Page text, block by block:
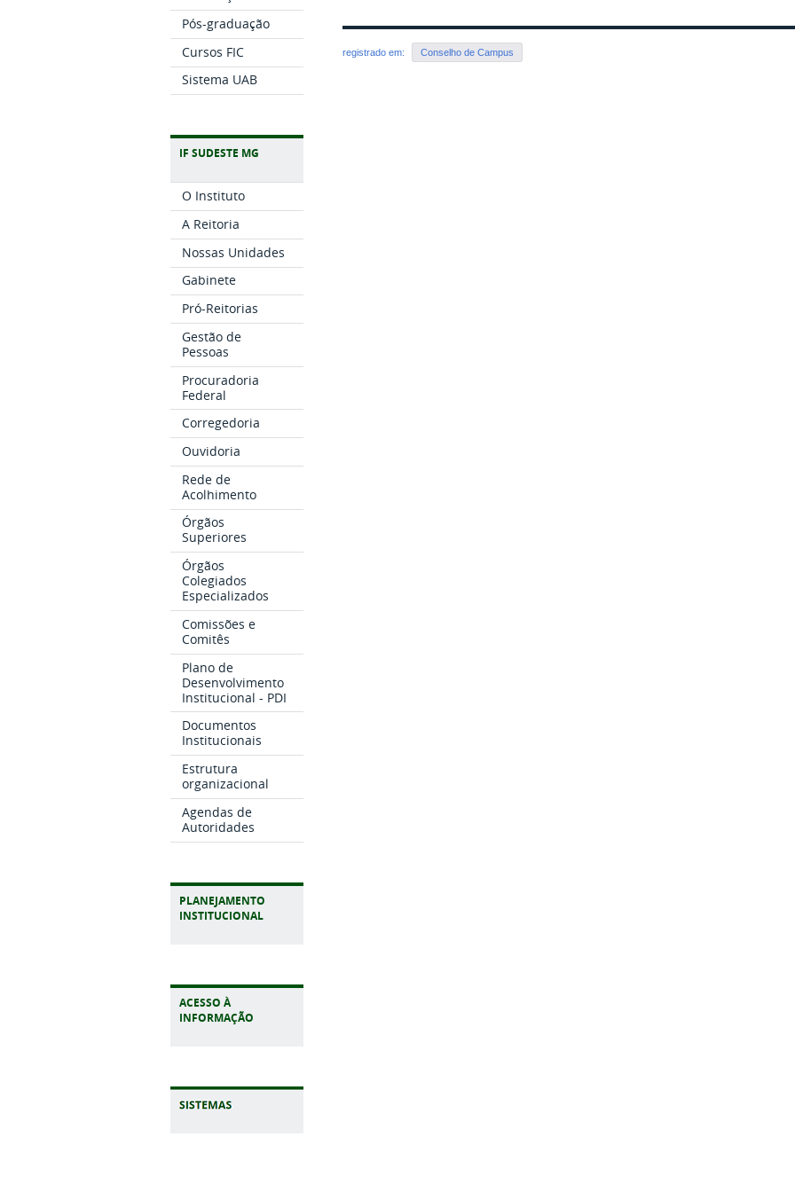
Pós-graduação
Cursos FIC
Sistema UAB
IF SUDESTE MG
O Instituto
A Reitoria
Nossas Unidades
Gabinete
Pró-Reitorias
Gestão de
Pessoas
Procuradoria
Federal
Corregedoria
Ouvidoria
Rede de
Acolhimento
Órgãos
Superiores
Órgãos
Colegiados
Especializados
Comissões e
Comitês
Plano de
Desenvolvimento
Institucional - PDI
Documentos
Institucionais
Estrutura
organizacional
Agendas de
Autoridades
PLANEJAMENTO
INSTITUCIONAL
ACESSO À
INFORMAÇÃO
registrado em: Conselho de Campus